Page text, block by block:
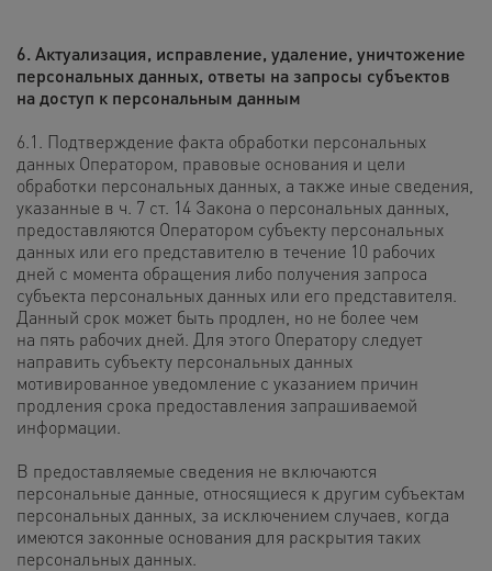
6. Актуализация, исправление, удаление, уничтожение
персональных данных, ответы на запросы субъектов
на доступ к персональным данным
6.1. Подтверждение факта обработки персональных
данных Оператором, правовые основания и цели
обработки персональных данных, а также иные сведения,
указанные в ч. 7 ст. 14 Закона о персональных данных,
предоставляются Оператором субъекту персональных
данных или его представителю в течение 10 рабочих
дней с момента обращения либо получения запроса
субъекта персональных данных или его представителя.
Данный срок может быть продлен, но не более чем
на пять рабочих дней. Для этого Оператору следует
направить субъекту персональных данных
мотивированное уведомление с указанием причин
продления срока предоставления запрашиваемой
информации.
В предоставляемые сведения не включаются
персональные данные, относящиеся к другим субъектам
персональных данных, за исключением случаев, когда
имеются законные основания для раскрытия таких
персональных данных.